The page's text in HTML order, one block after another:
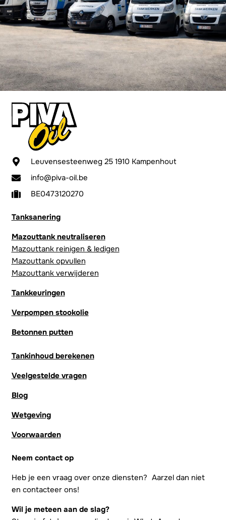
Leuvensesteenweg 25 1910 Kampenhout
info@piva-oil.be
BE0473120270
Tanksanering
Mazouttank neutraliseren
Mazouttank reinigen & ledigen
Mazouttank opvullen
Mazouttank verwijderen
Tankkeuringen
Verpompen stookolie
Betonnen putten
Tankinhoud berekenen
Veelgestelde vragen
Blog
Wetgeving
Voorwaarden
Neem contact op
Heb je een vraag over onze diensten? Aarzel dan niet
en contacteer ons!
Wil je meteen aan de slag?